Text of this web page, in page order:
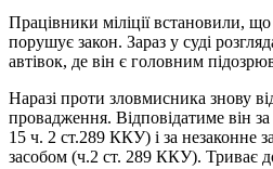
Працівники міліції встановили,
порушує закон. Зараз у суді
автівок, де він є головним
Наразі проти зловмисника знову
провадження. Відповідатиме він
15 ч. 2 ст.289 ККУ) і за незаконне
засобом (ч.2 ст. 289 ККУ). Триває